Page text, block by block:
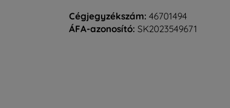
Cégjegyzékszám: 46701494
ÁFA-azonosító: SK2023549671